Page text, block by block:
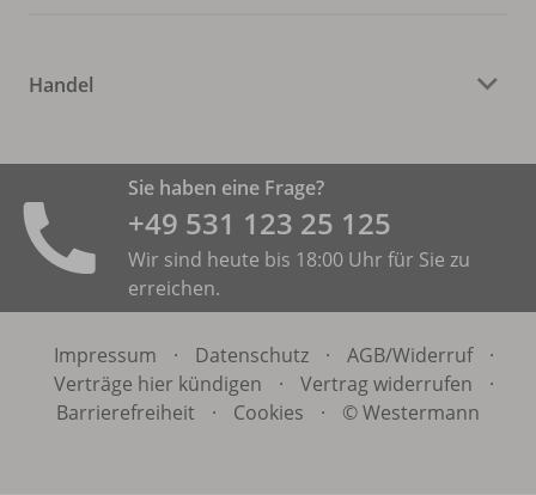
Handel
Sie haben eine Frage?
+49 531 ­123 25 125
Wir sind heute bis 18:00 Uhr für Sie zu
erreichen.
Impressum · Datenschutz · AGB/Widerruf
·
Verträge hier kündigen
· Vertrag widerrufen
·
Barrierefreiheit
· Cookies · © Westermann